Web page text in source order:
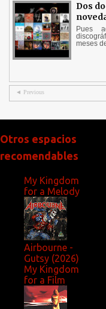
Dos
Pues
meses
◄ Previous
Otros espacios
recomendables
My Kingdom
for a Melody
Airbourne -
Gutsy (2026)
My Kingdom
for a Film